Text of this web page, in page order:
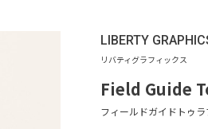
LIBERTY
Field Guide